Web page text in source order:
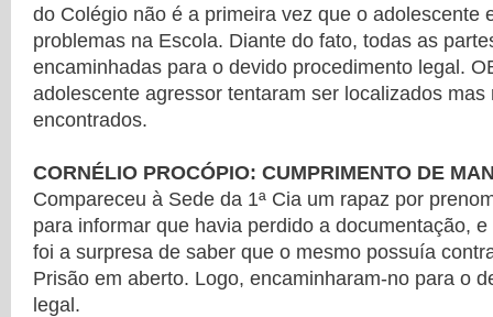
do Colégio não é a primeira vez que o adolescente
problemas na Escola. Diante do fato, todas as
encaminhadas para o devido procedimento legal.
adolescente agressor tentaram ser localizados mas
encontrados.
CORNÉLIO PROCÓPIO: CUMPRIMENTO DE
Compareceu à Sede da 1ª Cia um rapaz por
para informar que havia perdido a documentação,
foi a surpresa de saber que o mesmo possuía
Prisão em aberto. Logo, encaminharam-no para o
legal.